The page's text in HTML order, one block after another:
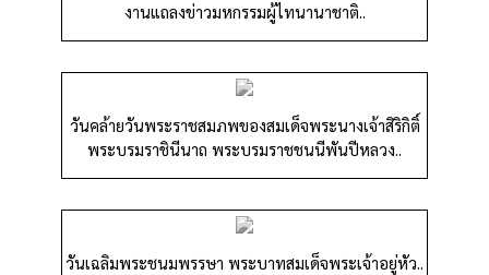
งานแถลงข่าวมหกรรมผู้ไทนานาชาติ..
วันคล้ายวันพระราชสมภพของสมเด็จพระนางเจ้าสิริกิติ์
พระบรมราชินีนาถ พระบรมราชชนนีพันปีหลวง..
วันเฉลิมพระชนมพรรษา พระบาทสมเด็จพระเจ้าอยู่หัว..